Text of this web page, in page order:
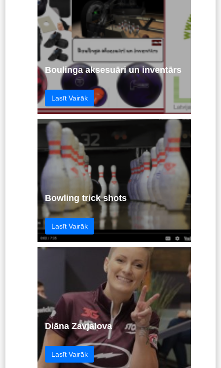
Boulinga aksesuāri un inventārs
Lasīt Vairāk
Bowling trick shots
Lasīt Vairāk
Diāna Zavjalova
Lasīt Vairāk